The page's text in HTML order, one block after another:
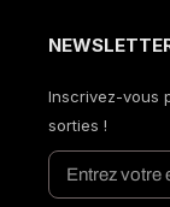
Inscrivez-vous
sorties !